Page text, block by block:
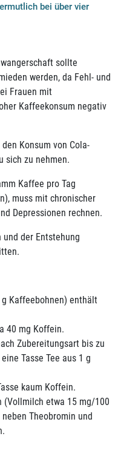
bei über vier
sollte
werden, da Fehl- und
Frauen mit
Kaffeekonsum negativ
Konsum von Cola-
sich zu nehmen.
Kaffee pro Tag
muss mit chronischer
Depressionen rechnen.
und der Entstehung
Kaffeebohnen) enthält
40 mg Koffein.
Zubereitungsart bis zu
Tasse Tee aus 1 g
kaum Koffein.
(Vollmilch etwa 15 mg/100
Theobromin und